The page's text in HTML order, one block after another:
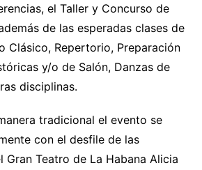
el Taller y Concurso de
de las esperadas clases de
Clásico, Repertorio, Preparación
y/o de Salón, Danzas de
disciplinas.
tradicional el evento se
con el desfile de las
Gran Teatro de La Habana Alicia